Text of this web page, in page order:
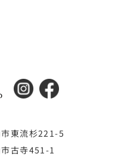
東流杉221-5
古寺451-1